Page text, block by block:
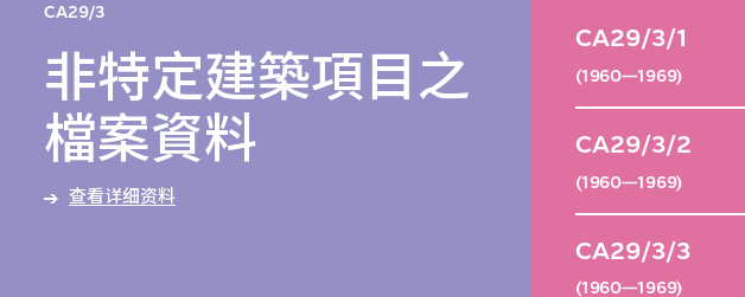
CA29/3
非特定建築項目之
檔案資料
查看详细资料
CA29/3/1
(1960—1969)
CA29/3/2
(1960—1969)
CA29/3/3
(1960—1969)